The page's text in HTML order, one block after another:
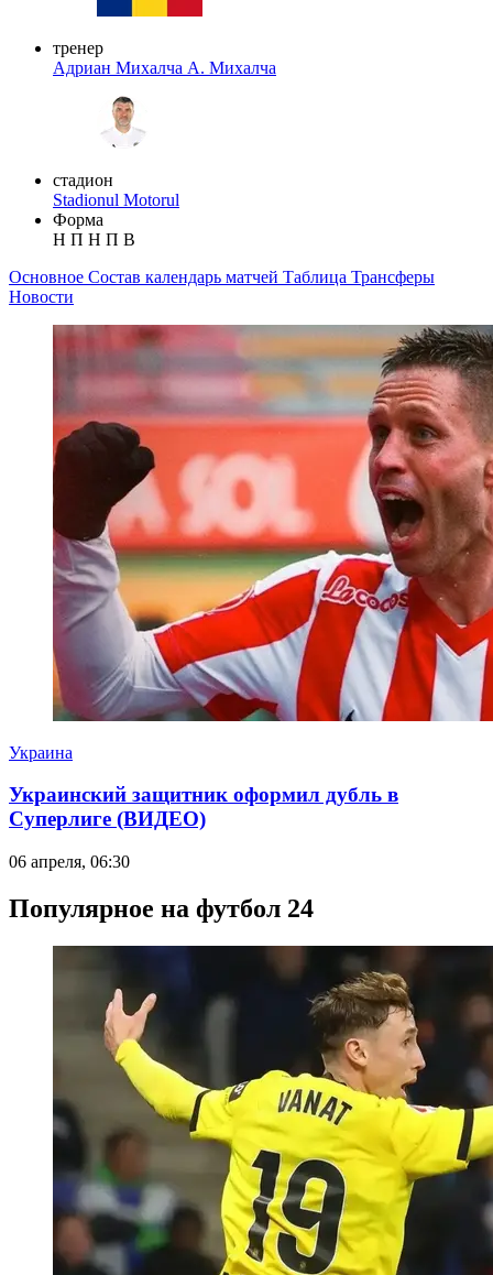
тренер
Адриан Михалча А. Михалча
стадион
Stadionul Motorul
Форма
Н П Н П В
Основное Состав календарь матчей Таблица Трансферы
Новости
Украина
Украинский защитник оформил дубль в
Суперлиге (ВИДЕО)
06 апреля, 06:30
Популярное на футбол 24